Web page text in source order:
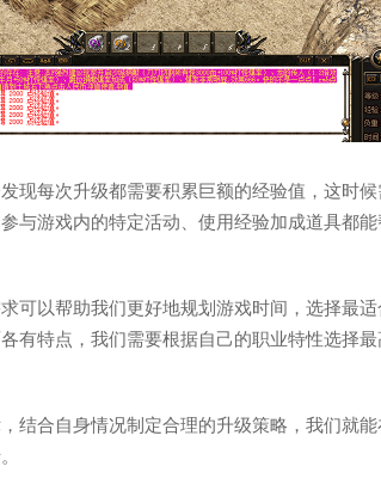
现每次升级都需要积累巨额的经验值，这时
与游戏内的特定活动、使用经验加成道具都
可以帮助我们更好地规划游戏时间，选择最
有特点，我们需要根据自己的职业特性选择
结合自身情况制定合理的升级策略，我们就